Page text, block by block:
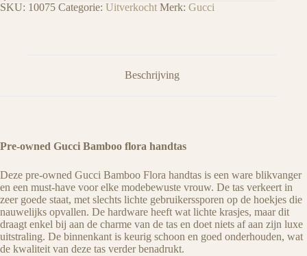
SKU: 10075 Categorie: Uitverkocht Merk: Gucci
Beschrijving
Pre-owned Gucci Bamboo flora handtas
Deze pre-owned Gucci Bamboo Flora handtas is een ware blikvanger
en een must-have voor elke modebewuste vrouw. De tas verkeert in
zeer goede staat, met slechts lichte gebruikerssporen op de hoekjes die
nauwelijks opvallen. De hardware heeft wat lichte krasjes, maar dit
draagt enkel bij aan de charme van de tas en doet niets af aan zijn luxe
uitstraling. De binnenkant is keurig schoon en goed onderhouden, wat
de kwaliteit van deze tas verder benadrukt.